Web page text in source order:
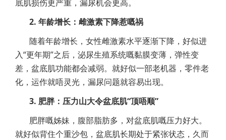
底肌损伤更严重，漏尿机会更高。
2. 年龄增长：雌激素下降惹嘅祸
随着年龄增长，女性雌激素水平逐渐下降，好似进
入“更年期”之后，泌尿生殖系统嘅黏膜变薄，弹性变
差，盆底肌功能都会减弱。就好似一部老机器，零件老
化，运作就唔灵光，漏尿问题就容易出现。
3. 肥胖：压力山大令盆底肌“顶唔顺”
肥胖嘅姊妹，腹部脂肪多，对盆底肌嘅压力好大。
就好似背住个重沙包，盆底肌长期处于紧张状态，久而